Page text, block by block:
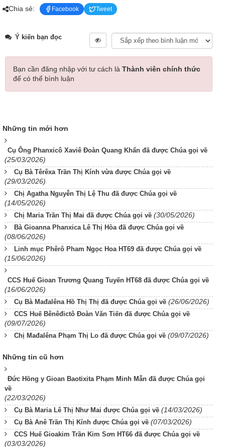
Chia sẻ: Facebook Tweet
Ý kiến bạn đọc
Bạn cần đăng nhập với tư cách là Thành viên chính thức
để có thể bình luận
Những tin mới hơn
Cụ Ông Phanxicô Xaviê Đoàn Quang Khẩn đã được Chúa gọi về
(25/03/2026)
Cụ Bà Têrêxa Trần Thị Kính vừa được Chúa gọi về
(29/03/2026)
Chị Agatha Nguyễn Thị Lệ Thu đã được Chúa gọi về
(14/05/2026)
Chị Maria Trần Thị Mai đã được Chúa gọi về (30/05/2026)
Bà Gioanna Phanxica Lê Thị Hòa đã được Chúa gọi về
(08/06/2026)
Linh mục Phêrô Pham Ngọc Hoa HT69 đã được Chúa gọi về
(15/06/2026)
CCS Huế Gioan Trương Quang Tuyến HT68 đã được Chúa gọi về
(16/06/2026)
Cụ Bà Mađalêna Hồ Thị Thị đã được Chúa gọi về (26/06/2026)
CCS Huế Bênêđictô Đoàn Văn Tiến đã được Chúa gọi về
(09/07/2026)
Chị Mađalêna Phạm Thị Lo đã được Chúa gọi về (09/07/2026)
Những tin cũ hơn
Đức Hồng y Gioan Baotixita Phạm Minh Mẫn đã được Chúa gọi
về
(22/03/2026)
Cụ Bà Maria Lê Thị Như Mai được Chúa gọi về (14/03/2026)
Cụ Bà Anê Trần Thị Kính được Chúa gọi về (07/03/2026)
CCS Huế Gioakim Trần Kim Sơn HT66 đã được Chúa gọi về
(03/03/2026)